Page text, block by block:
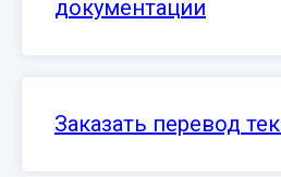
документации
Заказать перевод